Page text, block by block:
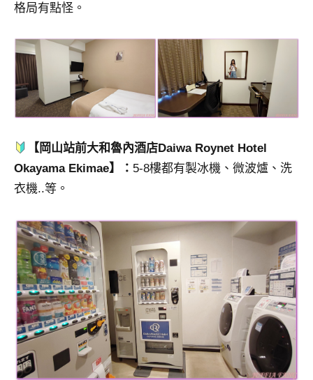
格局有點怪。
【岡山站前大和魯內酒店Daiwa Roynet Hotel
Okayama Ekimae】： 5-8樓都有製冰機、微波爐、洗
衣機..等。